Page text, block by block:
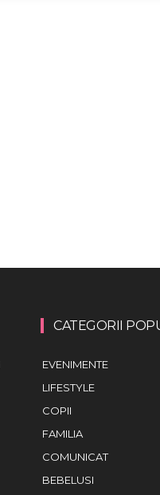
CATEGORII
EVENIMENTE
LIFESTYLE
COPII
FAMILIA
COMUNICAT
BEBELUSI